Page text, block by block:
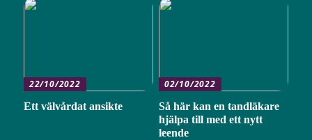
22/10/2022
Ett välvårdat ansikte
02/10/2022
Så här kan en tandläkare
hjälpa till med ett nytt
leende